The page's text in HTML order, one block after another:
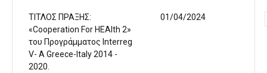
ΤΙΤΛΟΣ ΠΡΑΞΗΣ:
«Cooperation For HEAlth 2»
του Προγράμματος Interreg
V- A Greece-Italy 2014 -
2020.
01/04/2024